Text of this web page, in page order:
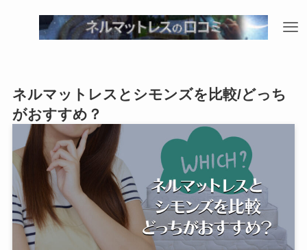
ネルマットレスとシモンズを比較/どっち
がおすすめ？